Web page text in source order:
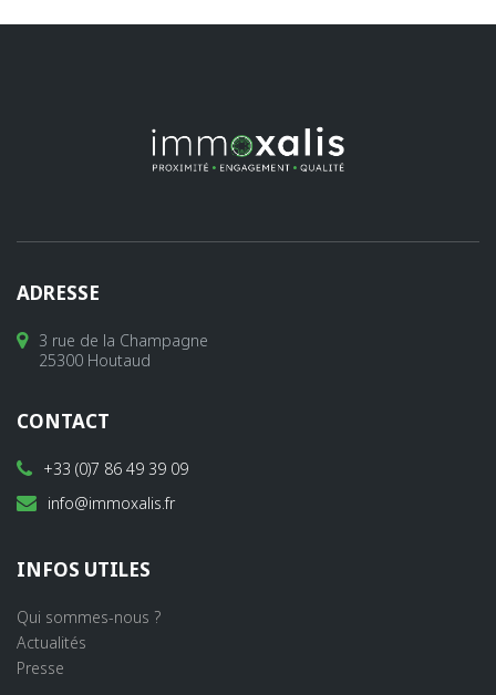
ADRESSE
3 rue de la Champagne
25300 Houtaud
CONTACT
+33 (0)7 86 49 39 09
info@immoxalis.fr
INFOS UTILES
Qui sommes-nous ?
Actualités
Presse